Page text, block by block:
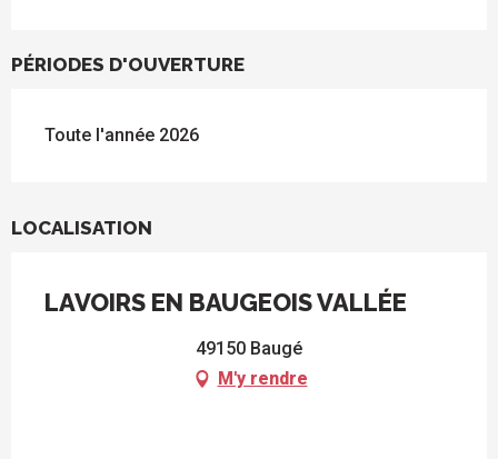
PÉRIODES D'OUVERTURE
Toute l'année 2026
LOCALISATION
LAVOIRS EN BAUGEOIS VALLÉE
49150 Baugé
M'y rendre